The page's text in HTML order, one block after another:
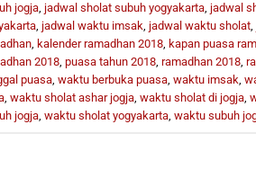
jogja, jadwal sholat subuh yogyakarta, jadwal
, jadwal waktu imsak, jadwal waktu sholat,
, kalender ramadhan 2018, kapan puasa
2018, puasa tahun 2018, ramadhan 2018,
puasa, waktu berbuka puasa, waktu imsak,
, waktu sholat ashar jogja, waktu sholat di jogja,
jogja, waktu sholat yogyakarta, waktu subuh